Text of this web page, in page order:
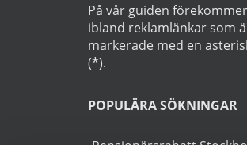
På vår guiden förekommer
ibland reklamlänkar som
markerade med en
(*).
POPULÄRA SÖKNINGAR
Pensionärsrabatt